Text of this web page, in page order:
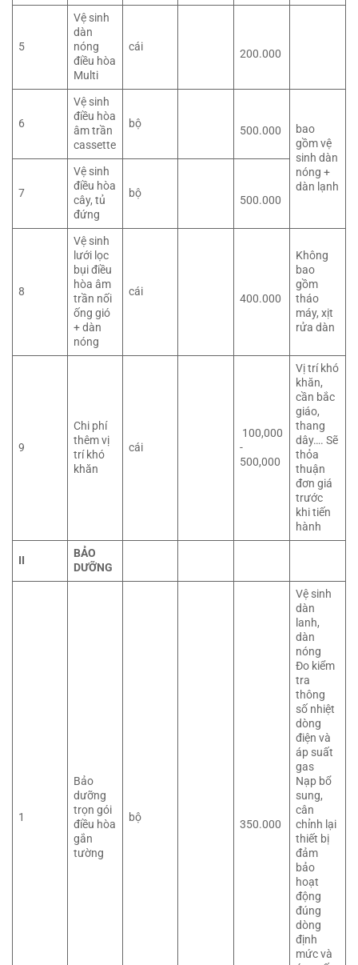
5
Vệ sinh
dàn
nóng
điều hòa
Multi
cái
200.000
6
Vệ sinh
điều hòa
âm trần
cassette
bộ
500.000
bao
gồm vệ
sinh dàn
nóng +
dàn lạnh
7
Vệ sinh
điều hòa
cây, tủ
đứng
bộ
500.000
8
Vệ sinh
lưới lọc
bụi điều
hòa âm
trần nối
ống gió
+ dàn
nóng
cái
400.000
Không
bao
gồm
tháo
máy, xịt
rửa dàn
9
Chi phí
thêm vị
trí khó
khăn
cái
100,000
-
500,000
Vị trí khó
khăn,
cần bắc
giáo,
thang
dây…. Sẽ
thỏa
thuận
đơn giá
trước
khi tiến
hành
II
BẢO
DƯỠNG
1
Bảo
dưỡng
trọn gói
điều hòa
gắn
tường
bộ
350.000
Vệ sinh
dàn
lanh,
dàn
nóng
Đo kiểm
tra
thông
số nhiệt
dòng
điện và
áp suất
gas
Nạp bổ
sung,
cân
chỉnh lại
thiết bị
đảm
bảo
hoạt
động
đúng
dòng
định
mức và